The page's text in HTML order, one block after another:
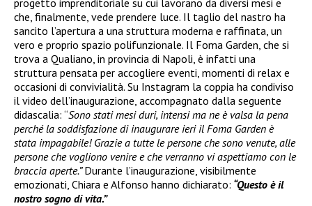
che, finalmente, vede prendere luce. Il taglio del nastro ha
sancito l’apertura a una struttura moderna e raffinata, un
vero e proprio spazio polifunzionale. Il Foma Garden, che si
trova a Qualiano, in provincia di Napoli, è infatti una
struttura pensata per accogliere eventi, momenti di relax e
occasioni di convivialità. Su Instagram la coppia ha condiviso
il video dell’inaugurazione, accompagnato dalla seguente
didascalia: “Sono stati mesi duri, intensi ma ne è valsa la pena
perché la soddisfazione di inaugurare ieri il Foma Garden è
stata impagabile! Grazie a tutte le persone che sono venute, alle
persone che vogliono venire e che verranno vi aspettiamo con le
braccia aperte.”Durante l’inaugurazione, visibilmente
emozionati, Chiara e Alfonso hanno dichiarato: “Questo è il
nostro sogno di vita.”